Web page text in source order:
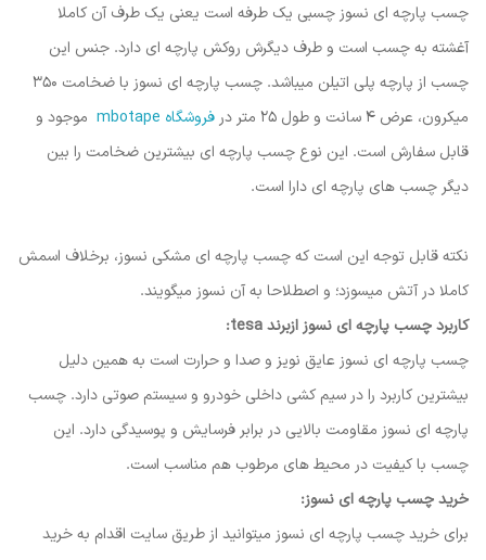
چسب پارچه ای نسوز چسبی یک طرفه است یعنی یک طرف آن کاملا
آغشته به چسب است و طرف دیگرش روکش پارچه ای دارد. جنس این
چسب از پارچه پلی اتیلن میباشد. چسب پارچه ای نسوز با ضخامت 350
میکرون، عرض 4 سانت و طول 25 متر در
فروشگاه mbotape
موجود و
قابل سفارش است. این نوع چسب پارچه ای بیشترین ضخامت را بین
دیگر چسب های پارچه ای دارا است.
نکته قابل توجه این است که چسب پارچه ای مشکی نسوز، برخلاف اسمش
کاملا در آتش میسوزد؛ و اصطلاحا به آن نسوز میگویند.
کاربرد چسب پارچه ای نسوز ازبرند tesa:
چسب پارچه ای نسوز عایق نویز و صدا و حرارت است به همین دلیل
بیشترین کاربرد را در سیم کشی داخلی خودرو و سیستم صوتی دارد. چسب
پارچه ای نسوز مقاومت بالایی در برابر فرسایش و پوسیدگی دارد. این
چسب با کیفیت در محیط های مرطوب هم مناسب است.
خرید چسب پارچه ای نسوز:
برای خرید چسب پارچه ای نسوز میتوانید از طریق سایت اقدام به خرید